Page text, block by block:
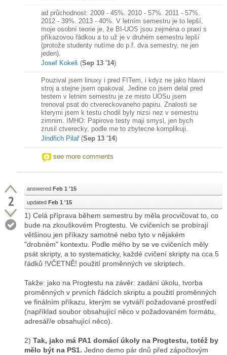
ad průchodnost: 2009 - 45%. 2010 - 57%. 2011 - 57%.
2012 - 39%. 2013 - 40%. V letním semestru je to lepší,
moje osobní teorie je, že BI-UOS jsou zejména o praxi s
příkazovou řádkou a to už je v druhém semestru lepší
(protože studenty nutíme do p.ř. dva semestry, ne jen
jeden).
Josef Kokeš (Sep 13 '14)
Pouzival jsem linuxy i pred FITem, i kdyz ne jako hlavni
stroj a stejne jsem opakoval. Jedine co jsem delal pred
testem v letnim semestru je ze misto UOSu jsem
trenoval psat do ctvereckovaneho papiru. Znalosti se
kterymi jsem k testu chodil byly nizsi nez v semestru
zimnim. IMHO: Papirove testy maji smysl, jen bych
zrusil ctverecky, podle me to zbytecne komplikuji.
Jindřich Pilař(Sep 13 '14)
see more comments
2
answered Feb 1 '15
updated Feb 1 '15
1) Celá příprava během semestru by měla procvičovat to, co
bude na zkouškovém Progtestu. Ve cvičeních se probírají
většinou jen příkazy samotné nebo tyto v nějakém
"drobném" kontextu. Podle mého by se ve cvičeních měly
psát skripty, a to systematicky, každé cvičení skripty na cca 5
řádků !VČETNĚ! použití proměnných ve skriptech.
Takže: jako na Progtestu na závěr: zadání úkolu, tvorba
proměnných v prvních řádcích skriptu a použití proměnných
ve finálním příkazu, kterým se vytváří požadované prostředí
(například soubor obsahující něco v požadovaném formátu,
adresář/e obsahující něco).
2) Tak, jako má PA1 domácí úkoly na Progtestu, totéž by
mělo být na PS1. Jedno demo pár dnů před zápočtovým